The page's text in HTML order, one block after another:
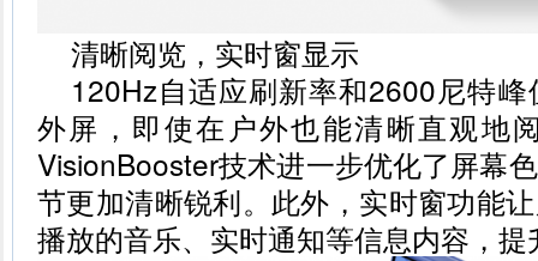
清晰阅览，实时窗显示
120Hz自适应刷新率和2600尼特
外屏，即使在户外也能清晰直观地
VisionBooster技术进一步优化了屏幕
节更加清晰锐利。此外，实时窗功能
播放的音乐、实时通知等信息内容，